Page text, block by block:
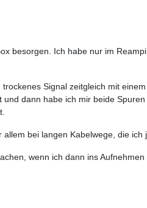
besorgen. Ich habe nur im
Signal zeitgleich mit
dann habe ich mir beide
bei langen Kabelwege, die ich
wenn ich dann ins